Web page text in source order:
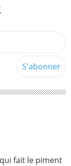
fait le piment